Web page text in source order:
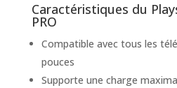
Caractéristiques du
PRO
Compatible avec tous les
pouces
Supporte une charge